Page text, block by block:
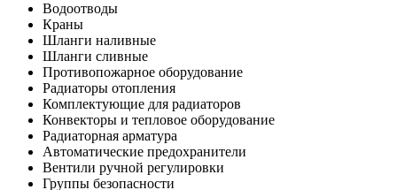
Водоотводы
Краны
Шланги наливные
Шланги сливные
Противопожарное оборудование
Радиаторы отопления
Комплектующие для радиаторов
Конвекторы и тепловое оборудование
Радиаторная арматура
Автоматические предохранители
Вентили ручной регулировки
Группы безопасности